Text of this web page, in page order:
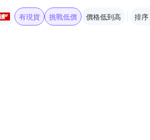
有現貨 挑戰低價 價格低到高 排序